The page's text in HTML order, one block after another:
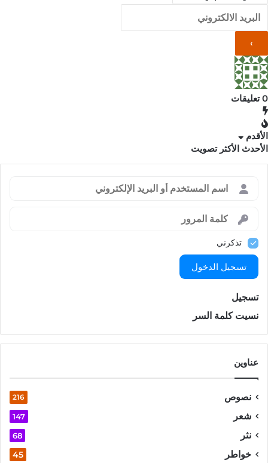
0تعليقات
الأقدم
الأحدث الأكثر تصويت
تذكرني
تسجيل الدخول
تسجيل
نسيت كلمة السر
عناوين
نصوص 216
شعر 147
نثر 68
خواطر 45